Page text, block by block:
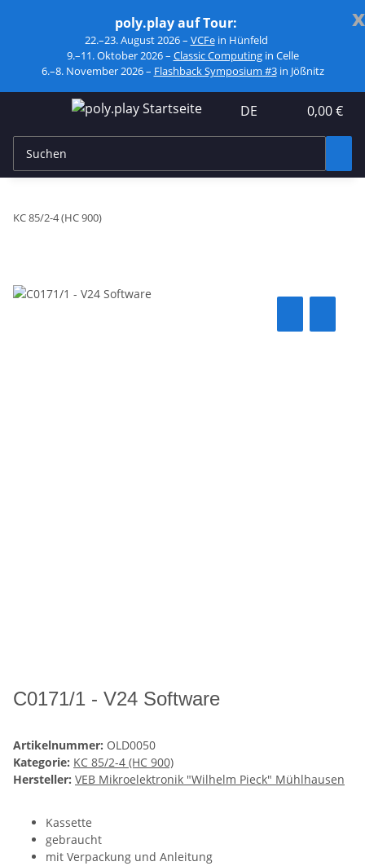
x
poly.play auf Tour:
22.–23. August 2026 – VCFein Hünfeld
9.–11. Oktober 2026 – Classic Computingin Celle
6.–8. November 2026 – Flashback Symposium #3in Jößnitz
DE 0,00 €
KC 85/2-4 (HC 900)
C0171/1 - V24 Software
Artikelnummer: OLD0050
Kategorie: KC 85/2-4 (HC 900)
Hersteller: VEB Mikroelektronik "Wilhelm Pieck" Mühlhausen
Kassette
gebraucht
mit Verpackung und Anleitung